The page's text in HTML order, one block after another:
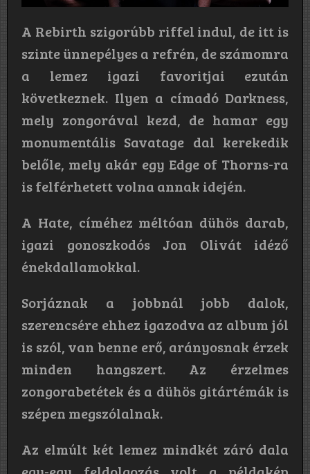
A Rebirth szigorúbb riffel indul, de itt is
szinte ünnepélyes a refrén, de számomra
a lemez igazi favoritjai ezután
következnek. Ilyen a címadó Darkness,
mely zongorával kezd, de hamar egy
monumentális Savatage dal kerekedik
belőle, mely akár egy Edge of Thorns-ra
is felférhetett volna annak idején.
A Hate, címéhez méltóan dühös darab,
igazi gonoszkodós Jon Olivát idéző
énekdallamokkal.
Sorjáznak a jobbnál jobb dalok,
szerencsére ehhez igazodva az album jól
is szól, van benne erő, arányosnak érzek
minden hangszert. Az érzelmes
zongorabetétek és a dühös gitártémák is
szépen megszólalnak.
Az elmúlt két lemez mindkét záró dala